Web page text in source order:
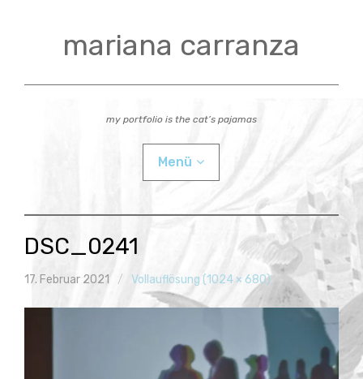
mariana carranza
my portfolio is the cat’s pajamas
Menü
actual
videos
workshops
Child-
Menü
DSC_0241
17. Februar 2021 Vollauflösung (1024 × 680)